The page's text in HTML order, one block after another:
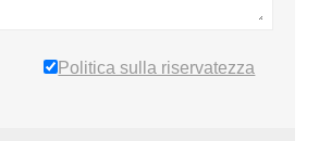
Politica sulla riservatezza